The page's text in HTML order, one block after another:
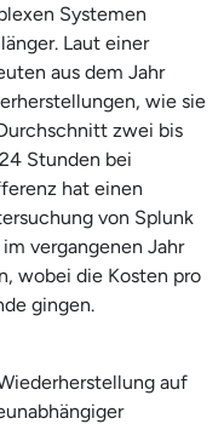
Systemen
Laut einer
aus dem Jahr
wie sie
zwei bis
Stunden bei
hat einen
von Splunk
vergangenen Jahr
wobei die Kosten pro
gingen.
auf